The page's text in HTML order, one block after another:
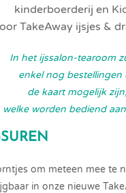
kinderboerderij en
TakeAway ijsjes &
In het ijssalon-tearoom
enkel nog bestellingen
de kaart mogelijk zijn,
welke worden bediend
om meteen mee te
in onze nieuwe